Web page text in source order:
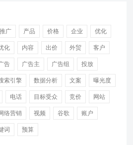
广 产品 价格 企业 优化
化 内容 出价 外贸 客户
告 广告主 广告组 投放
索引擎 数据分析 文案 曝光度
电话 目标受众 竞价 网站
络营销 视频 谷歌 账户
词 预算